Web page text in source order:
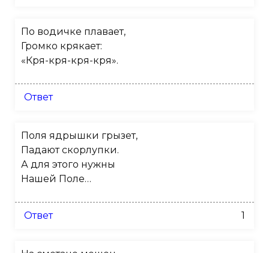
По водичке плавает,
Громко крякает:
«Кря-кря-кря-кря».
Ответ
Поля ядрышки грызет,
Падают скорлупки.
А для этого нужны
Нашей Поле…
Ответ 1